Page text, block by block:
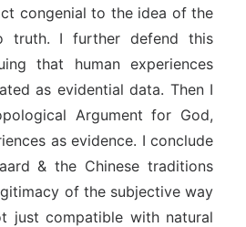
congenial to the idea of the
truth. I further defend this
that human experiences
as evidential data. Then I
Argument for God,
as evidence. I conclude
& the Chinese traditions
of the subjective way
just compatible with natural